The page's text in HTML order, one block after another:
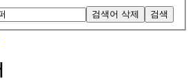
검색어 삭제 검색